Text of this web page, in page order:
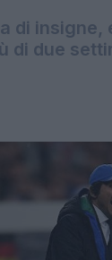
di insigne,
di due